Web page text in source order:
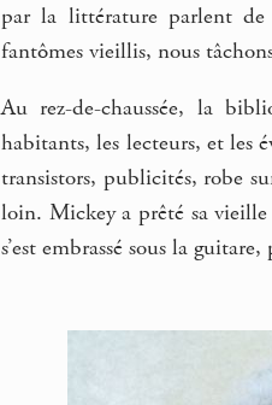
par la littérature parlent de
fantômes vieillis, nous
Au rez-de-chaussée, la
habitants, les lecteurs, et les
transistors, publicités, robe
loin. Mickey a prêté sa
s’est embrassé sous la